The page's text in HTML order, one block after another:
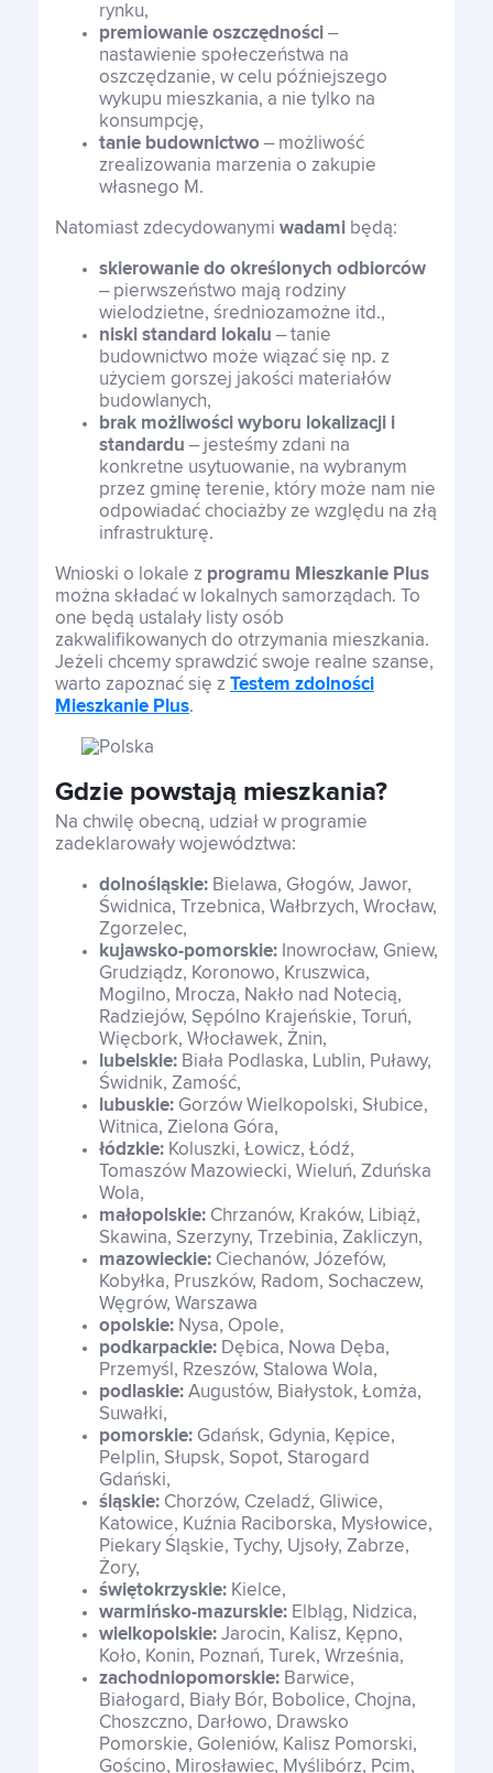
rynku,
premiowanie oszczędności –
nastawienie społeczeństwa na
oszczędzanie, w celu późniejszego
wykupu mieszkania, a nie tylko na
konsumpcję,
tanie budownictwo – możliwość
zrealizowania marzenia o zakupie
własnego M.
Natomiast zdecydowanymi wadami będą:
skierowanie do określonych odbiorców
– pierwszeństwo mają rodziny
wielodzietne, średniozamożne itd.,
niski standard lokalu – tanie
budownictwo może wiązać się np. z
użyciem gorszej jakości materiałów
budowlanych,
brak możliwości wyboru lokalizacji i
standardu – jesteśmy zdani na
konkretne usytuowanie, na wybranym
przez gminę terenie, który może nam nie
odpowiadać chociażby ze względu na złą
infrastrukturę.
Wnioski o lokale z programu Mieszkanie Plus
można składać w lokalnych samorządach. To
one będą ustalały listy osób
zakwalifikowanych do otrzymania mieszkania.
Jeżeli chcemy sprawdzić swoje realne szanse,
warto zapoznać się z Testem zdolności
Mieszkanie Plus.
Gdzie powstają mieszkania?
Na chwilę obecną, udział w programie
zadeklarowały województwa:
dolnośląskie: Bielawa, Głogów, Jawor,
Świdnica, Trzebnica, Wałbrzych, Wrocław,
Zgorzelec,
kujawsko-pomorskie: Inowrocław, Gniew,
Grudziądz, Koronowo, Kruszwica,
Mogilno, Mrocza, Nakło nad Notecią,
Radziejów, Sępólno Krajeńskie, Toruń,
Więcbork, Włocławek, Żnin,
lubelskie: Biała Podlaska, Lublin, Puławy,
Świdnik, Zamość,
lubuskie: Gorzów Wielkopolski, Słubice,
Witnica, Zielona Góra,
łódzkie: Koluszki, Łowicz, Łódź,
Tomaszów Mazowiecki, Wieluń, Zduńska
Wola,
małopolskie: Chrzanów, Kraków, Libiąż,
Skawina, Szerzyny, Trzebinia, Zakliczyn,
mazowieckie: Ciechanów, Józefów,
Kobyłka, Pruszków, Radom, Sochaczew,
Węgrów, Warszawa
opolskie: Nysa, Opole,
podkarpackie: Dębica, Nowa Dęba,
Przemyśl, Rzeszów, Stalowa Wola,
podlaskie: Augustów, Białystok, Łomża,
Suwałki,
pomorskie: Gdańsk, Gdynia, Kępice,
Pelplin, Słupsk, Sopot, Starogard
Gdański,
śląskie: Chorzów, Czeladź, Gliwice,
Katowice, Kuźnia Raciborska, Mysłowice,
Piekary Śląskie, Tychy, Ujsoły, Zabrze,
Żory,
świętokrzyskie: Kielce,
warmińsko-mazurskie: Elbląg, Nidzica,
wielkopolskie: Jarocin, Kalisz, Kępno,
Koło, Konin, Poznań, Turek, Września,
zachodniopomorskie: Barwice,
Białogard, Biały Bór, Bobolice, Chojna,
Choszczno, Darłowo, Drawsko
Pomorskie, Goleniów, Kalisz Pomorski,
Gościno, Mirosławiec, Myślibórz, Pcim,